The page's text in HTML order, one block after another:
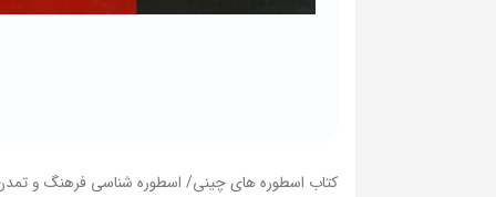
کتاب اسطوره های چینی/ اسطوره شناسی فرهنگ و